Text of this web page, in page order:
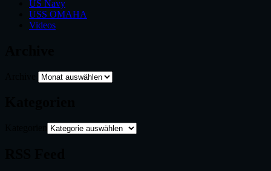
US Navy
USS OMAHA
Videos